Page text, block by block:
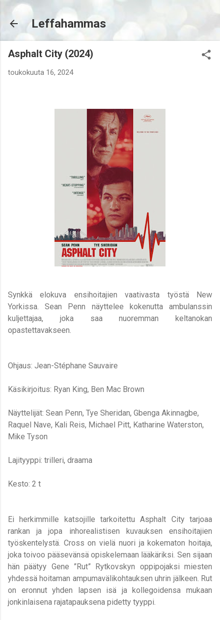
Leffahammas
Asphalt City (2024)
toukokuuta 16, 2024
Synkkä elokuva ensihoitajien vaativasta työstä New
Yorkissa. Sean Penn näyttelee kokenutta ambulanssin
kuljettajaa, joka saa nuoremman keltanokan
opastettavakseen.
Ohjaus: Jean-Stéphane Sauvaire
Käsikirjoitus: Ryan King, Ben Mac Brown
Näyttelijät: Sean Penn, Tye Sheridan, Gbenga Akinnagbe,
Raquel Nave, Kali Reis, Michael Pitt, Katharine Waterston,
Mike Tyson
Lajityyppi: trilleri, draama
Kesto: 2 t
Ei herkimmille katsojille tarkoitettu Asphalt City tarjoaa
rankan ja jopa inhorealistisen kuvauksen ensihoitajien
työskentelystä. Cross on vielä nuori ja kokematon hoitaja,
joka toivoo pääsevänsä opiskelemaan lääkäriksi. Sen sijaan
hän päätyy Gene ”Rut” Rytkovskyn oppipojaksi miesten
yhdessä hoitaman ampumavälikohtauksen uhrin jälkeen. Rut
on eronnut yhden lapsen isä ja kollegoidensa mukaan
jonkinlaisena rajatapauksena pidetty tyyppi.